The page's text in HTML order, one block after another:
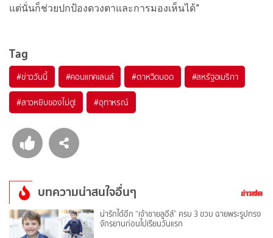
แต่นั่นก็ช่วยปกป้องดวงตาและการมองเห็นได้”
Tag
#ข่าววันนี้ #คอนแทคเลนส์ #ตาหวิดบอด #สหรัฐอเมริกา
#สาวหยิบของไม่ดู! #อุทาหรณ์
บทความน่าสนใจอื่นๆ
น่ารักได้อีก “เจ้าชายลูอีส์” ครบ 3 ขวบ ฉายพระรูปทรง
จักรยานก่อนไปเรียนวันแรก